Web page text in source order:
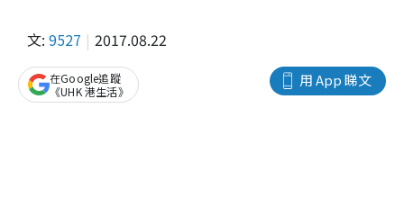
文: 9527 2017.08.22
用 App 睇文
在Google追蹤
《UHK 港生活》